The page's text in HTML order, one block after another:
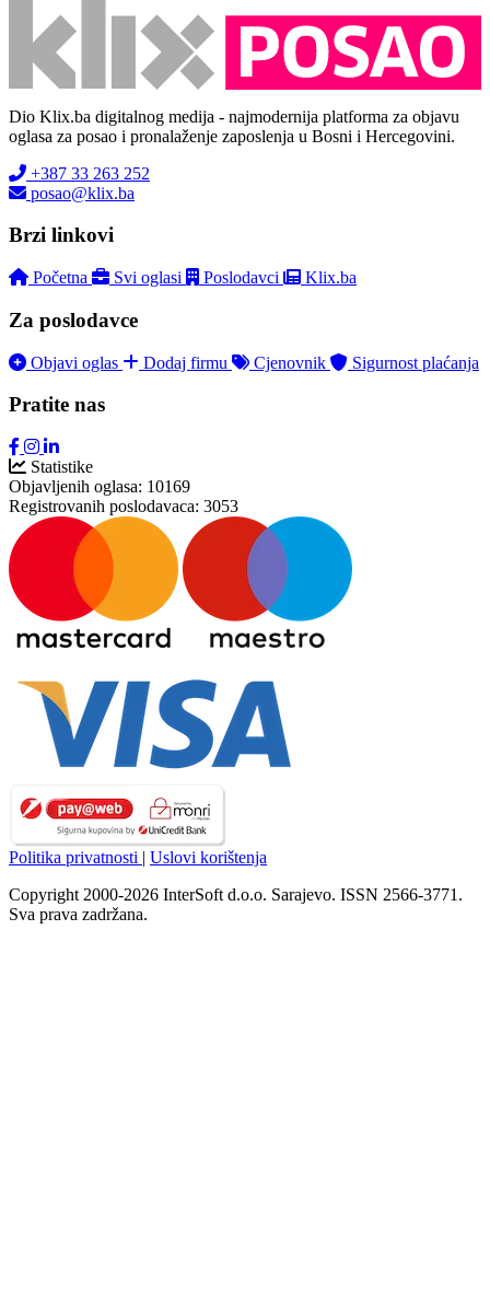
Dio Klix.ba digitalnog medija - najmodernija platforma za objavu
oglasa za posao i pronalaženje zaposlenja u Bosni i Hercegovini.
+387 33 263 252
posao@klix.ba
Brzi linkovi
Početna Svi oglasi Poslodavci Klix.ba
Za poslodavce
Objavi oglas Dodaj firmu Cjenovnik Sigurnost plaćanja
Pratite nas
Statistike
Objavljenih oglasa: 10169
Registrovanih poslodavaca: 3053
Politika privatnosti | Uslovi korištenja
Copyright 2000-2026 InterSoft d.o.o. Sarajevo. ISSN 2566-3771.
Sva prava zadržana.